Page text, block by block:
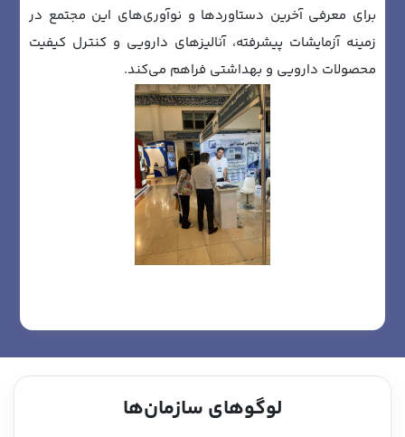
برای معرفی آخرین دستاوردها و نوآوری‌های این مجتمع در
زمینه آزمایشات پیشرفته، آنالیزهای دارویی و کنترل کیفیت
محصولات دارویی و بهداشتی فراهم می‌کند.
لوگوهای سازمان‌ها